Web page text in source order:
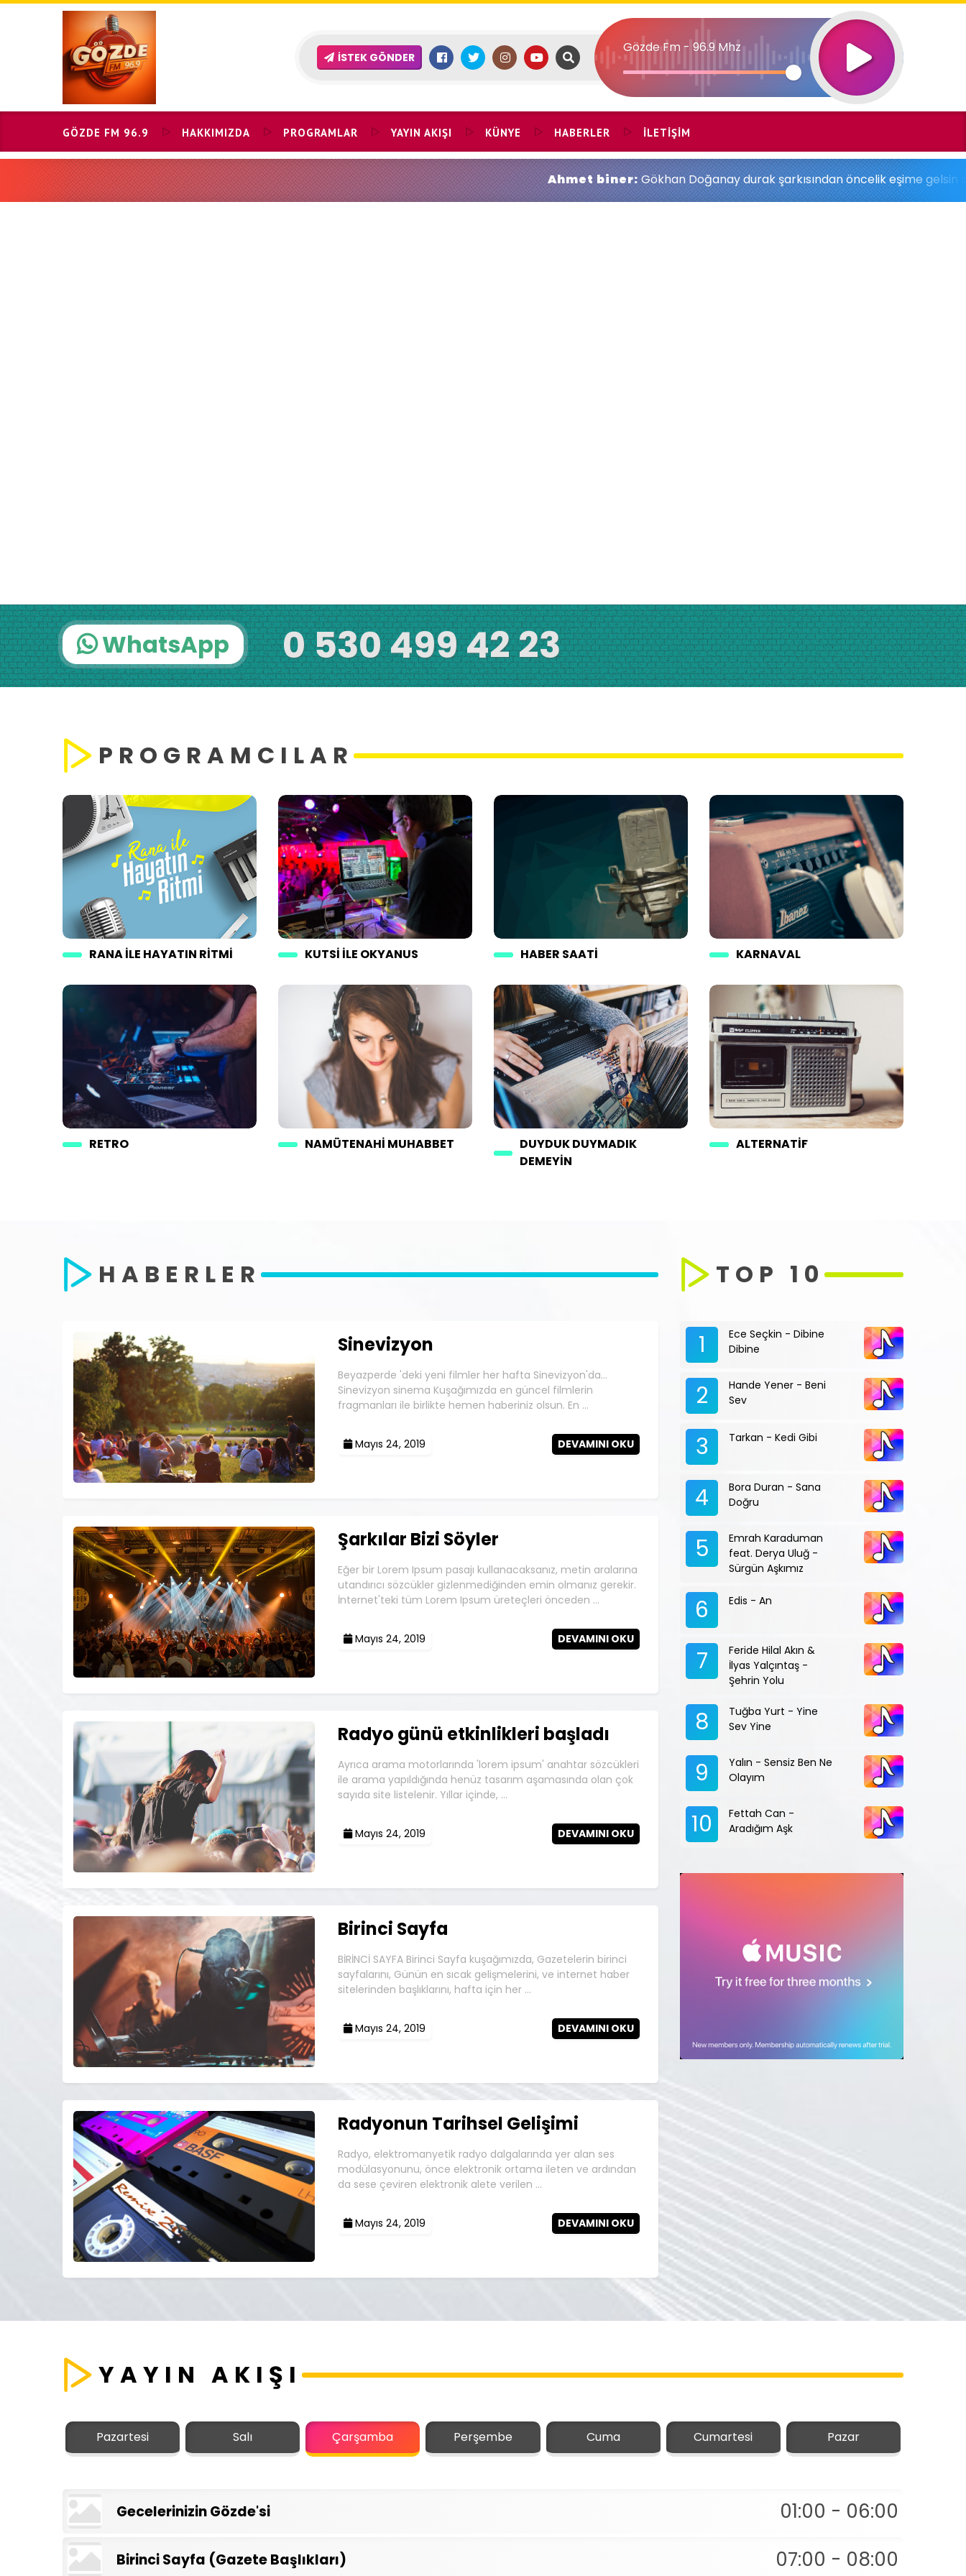
Skip
İSTEK GÖNDER
Gözde Fm - 96.9 Mhz
GÖZDE FM 96.9 HAKKIMIZDA PROGRAMLAR YAYIN AKIŞI KÜNYE HABERLER İLETIŞIM
Ahmet biner: Gökhan Doğanay durak şarkısından öncelik eşime gelsin sonra
WhatsApp 0 530 499 42 23
PROGRAMCILAR
RANA ILE HAYATIN RITMI KUTSI ILE OKYANUS HABER SAATI KARNAVAL
RETRO NAMÜTENAHI MUHABBET
DUYDUK DUYMADIK
DEMEYIN
ALTERNATIF
HABERLER
Sinevizyon
Beyazperde 'deki yeni filmler her hafta Sinevizyon'da...
Sinevizyon sinema Kuşağımızda en güncel filmlerin
fragmanları ile birlikte hemen haberiniz olsun. En …
Mayıs 24, 2019 DEVAMINI OKU
Şarkılar Bizi Söyler
Eğer bir Lorem Ipsum pasajı kullanacaksanız, metin aralarına
utandırıcı sözcükler gizlenmediğinden emin olmanız gerekir.
İnternet'teki tüm Lorem Ipsum üreteçleri önceden …
Mayıs 24, 2019 DEVAMINI OKU
Radyo günü etkinlikleri başladı
Ayrıca arama motorlarında 'lorem ipsum' anahtar sözcükleri
ile arama yapıldığında henüz tasarım aşamasında olan çok
sayıda site listelenir. Yıllar içinde, …
Mayıs 24, 2019 DEVAMINI OKU
Birinci Sayfa
BİRİNCİ SAYFA Birinci Sayfa kuşağımızda, Gazetelerin birinci
sayfalarını, Günün en sıcak gelişmelerini, ve internet haber
sitelerinden başlıklarını, hafta için her …
Mayıs 24, 2019 DEVAMINI OKU
Radyonun Tarihsel Gelişimi
Radyo, elektromanyetik radyo dalgalarında yer alan ses
modülasyonunu, önce elektronik ortama ileten ve ardından
da sese çeviren elektronik alete verilen …
Mayıs 24, 2019 DEVAMINI OKU
TOP 10
1
Ece Seçkin - Dibine
Dibine
2
Hande Yener - Beni
Sev
3 Tarkan - Kedi Gibi
4
Bora Duran - Sana
Doğru
5
Emrah Karaduman
feat. Derya Uluğ -
Sürgün Aşkımız
6 Edis - An
7
Feride Hilal Akın &
İlyas Yalçıntaş -
Şehrin Yolu
8
Tuğba Yurt - Yine
Sev Yine
9
Yalın - Sensiz Ben Ne
Olayım
10
Fettah Can -
Aradığım Aşk
YAYIN AKIŞI
Pazartesi Salı Çarşamba Perşembe Cuma Cumartesi Pazar
Gecelerinizin Gözde'si 01:00 - 06:00
Birinci Sayfa (Gazete Başlıkları) 07:00 - 08:00